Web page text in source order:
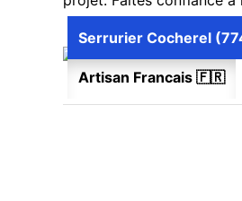
Artisan Francais 🇫🇷
Serrurier Cocherel